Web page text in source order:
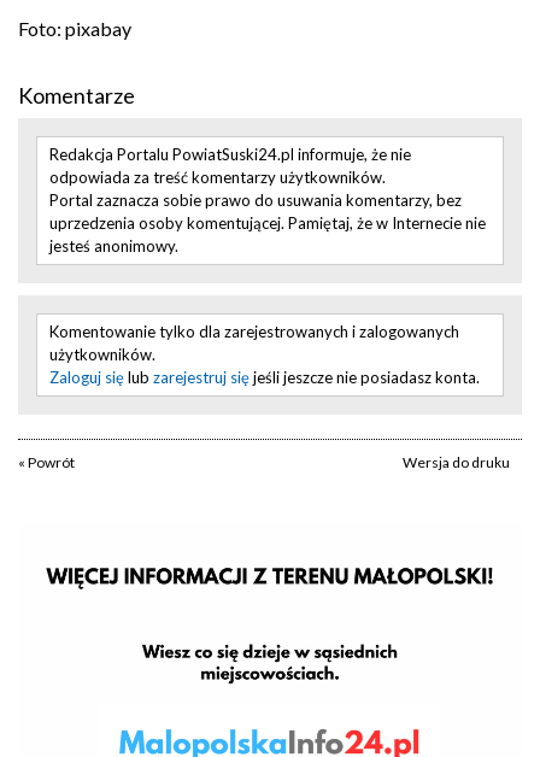
Foto: pixabay
Komentarze
Redakcja Portalu PowiatSuski24.pl informuje, że nie
odpowiada za treść komentarzy użytkowników.
Portal zaznacza sobie prawo do usuwania komentarzy, bez
uprzedzenia osoby komentującej. Pamiętaj, że w Internecie nie
jesteś anonimowy.
Komentowanie tylko dla zarejestrowanych i zalogowanych
użytkowników.
Zaloguj sięlub zarejestruj sięjeśli jeszcze nie posiadasz konta.
« Powrót Wersja do druku